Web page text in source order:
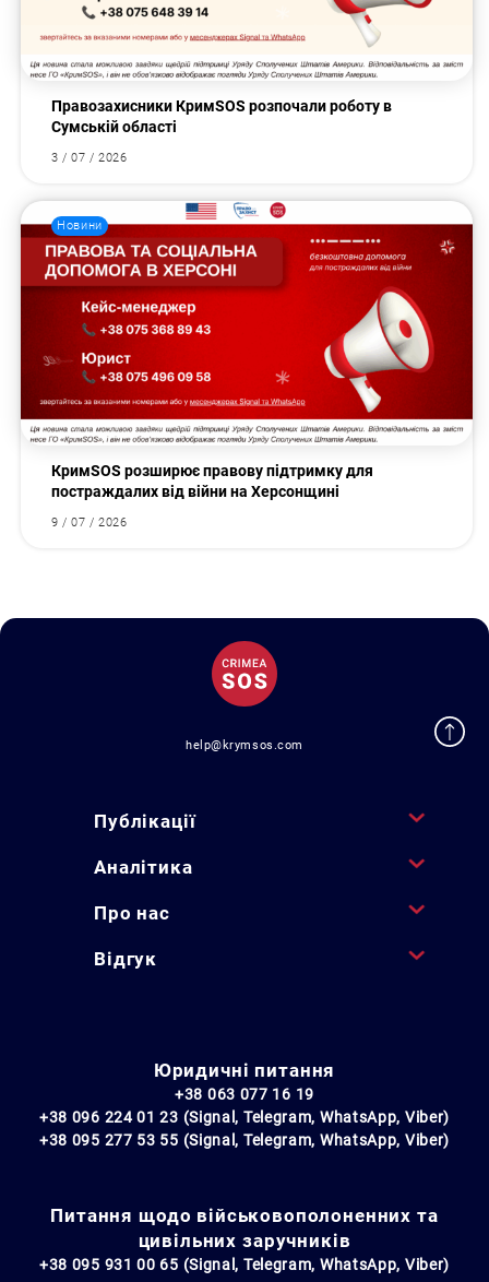
Правозахисники КримSOS розпочали роботу в
Сумській області
3 / 07 / 2026
Новини
КримSOS розширює правову підтримку для
постраждалих від війни на Херсонщині
9 / 07 / 2026
help@krymsos.com
Публікації
Аналітика
Про нас
Відгук
Юридичні питання
+38 063 077 16 19
+38 096 224 01 23 (Signal, Telegram, WhatsApp, Viber)
+38 095 277 53 55 (Signal, Telegram, WhatsApp, Viber)
Питання щодо військовополоненних та
цивільних заручників
+38 095 931 00 65 (Signal, Telegram, WhatsApp, Viber)